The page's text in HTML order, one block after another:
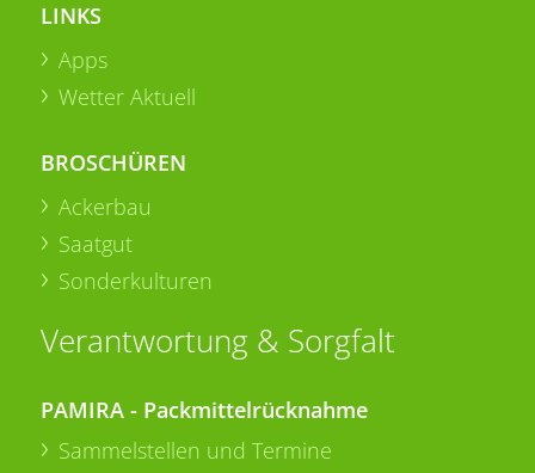
LINKS
Apps
Wetter Aktuell
BROSCHÜREN
Ackerbau
Saatgut
Sonderkulturen
Verantwortung & Sorgfalt
PAMIRA - Packmittelrücknahme
Sammelstellen und Termine